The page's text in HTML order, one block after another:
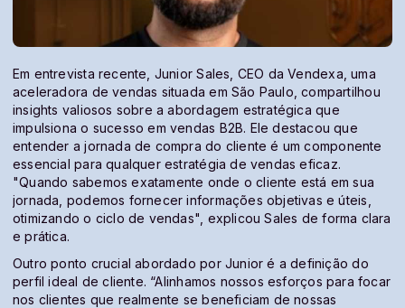
Em entrevista recente, Junior Sales, CEO da Vendexa, uma
aceleradora de vendas situada em São Paulo, compartilhou
insights valiosos sobre a abordagem estratégica que
impulsiona o sucesso em vendas B2B. Ele destacou que
entender a jornada de compra do cliente é um componente
essencial para qualquer estratégia de vendas eficaz.
"Quando sabemos exatamente onde o cliente está em sua
jornada, podemos fornecer informações objetivas e úteis,
otimizando o ciclo de vendas", explicou Sales de forma clara
e prática.
Outro ponto crucial abordado por Junior é a definição do
perfil ideal de cliente. “Alinhamos nossos esforços para focar
nos clientes que realmente se beneficiam de nossas